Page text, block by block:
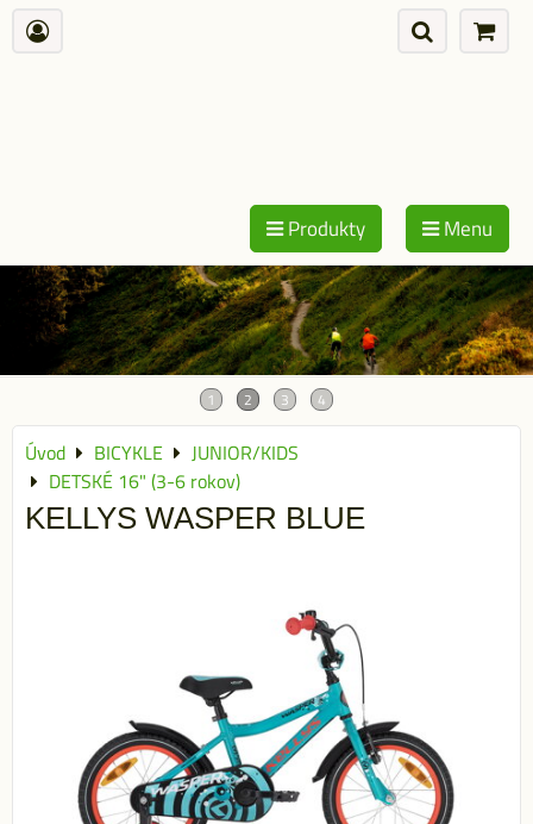
Produkty Menu
Úvod BICYKLE
JUNIOR/KIDS
DETSKÉ 16" (3-6 rokov)
KELLYS WASPER BLUE